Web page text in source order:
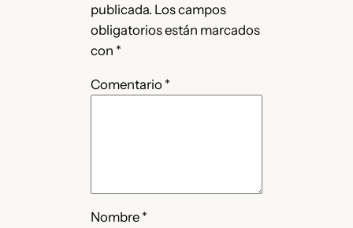
publicada. Los campos
obligatorios están marcados
con *
Comentario *
Nombre *